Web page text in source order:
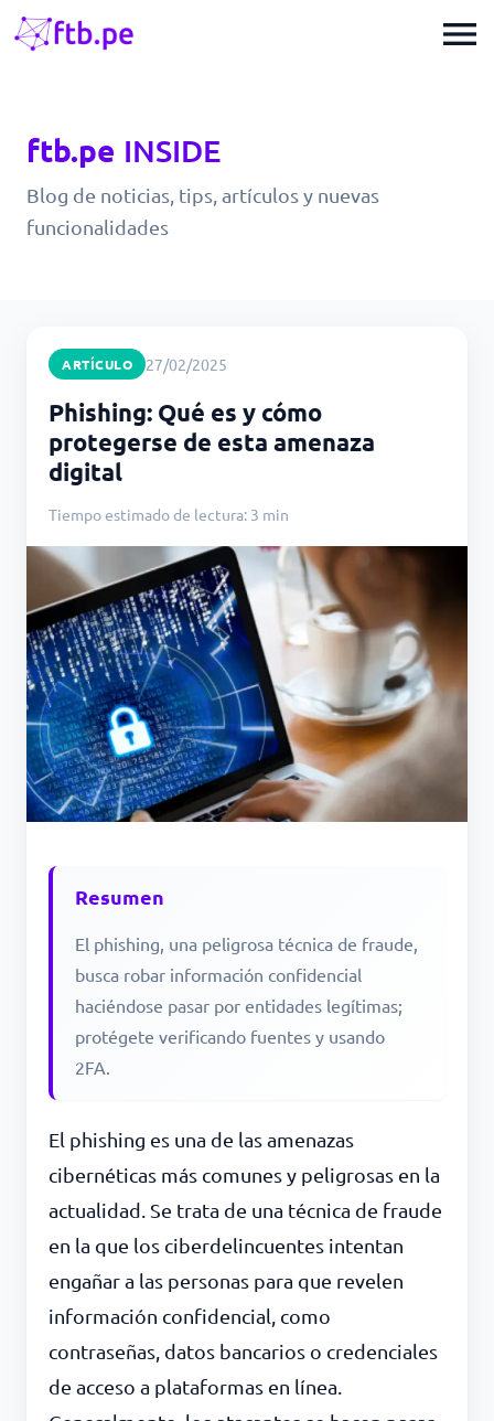
menu
ftb.pe INSIDE
Blog de noticias, tips, artículos y nuevas
funcionalidades
ARTÍCULO 27/02/2025
Phishing: Qué es y cómo
protegerse de esta amenaza
digital
Tiempo estimado de lectura: 3 min
Resumen
El phishing, una peligrosa técnica de fraude,
busca robar información confidencial
haciéndose pasar por entidades legítimas;
protégete verificando fuentes y usando
2FA.
El phishing es una de las amenazas
cibernéticas más comunes y peligrosas en la
actualidad. Se trata de una técnica de fraude
en la que los ciberdelincuentes intentan
engañar a las personas para que revelen
información confidencial, como
contraseñas, datos bancarios o credenciales
de acceso a plataformas en línea.